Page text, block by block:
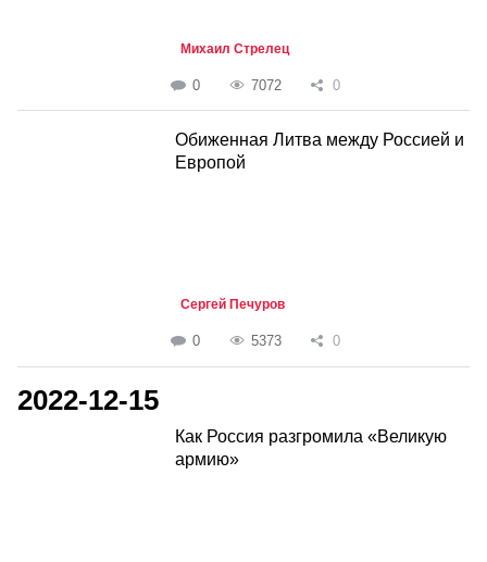
Михаил Стрелец
0 7072 0
Обиженная Литва между Россией и
Европой
Сергей Печуров
0 5373 0
2022-12-15
Как Россия разгромила «Великую
армию»